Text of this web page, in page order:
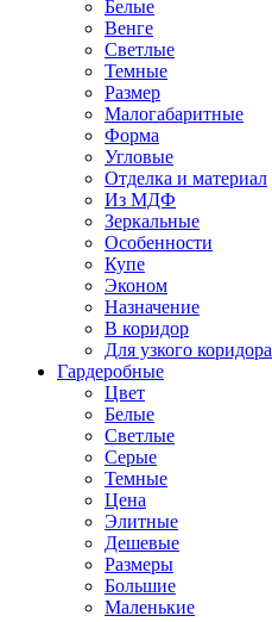
Белые
Венге
Светлые
Темные
Размер
Малогабаритные
Форма
Угловые
Отделка и материал
Из МДФ
Зеркальные
Особенности
Купе
Эконом
Назначение
В коридор
Для узкого коридора
Гардеробные
Цвет
Белые
Светлые
Серые
Темные
Цена
Элитные
Дешевые
Размеры
Большие
Маленькие